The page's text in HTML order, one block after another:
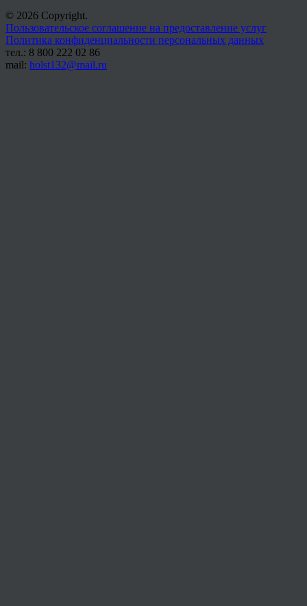
© 2026 Copyright.
Пользовательское соглашение на предоставление услуг
Политика конфиденциальности персональных данных
тел.: 8 800 222 02 86
mail: holst132@mail.ru